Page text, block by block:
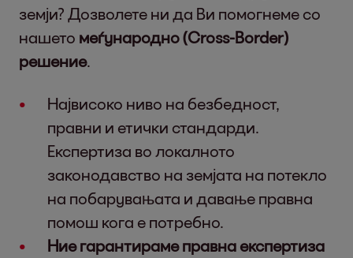
земји? Дозволете ни да Ви помогнеме со
нашето меѓународно (Cross-Border)
решение.
Највисоко ниво на безбедност,
правни и етички стандарди.
Експертиза во локалното
законодавство на земјата на потекло
на побарувањата и давање правна
помош кога е потребно.
Ние гарантираме правна експертиза